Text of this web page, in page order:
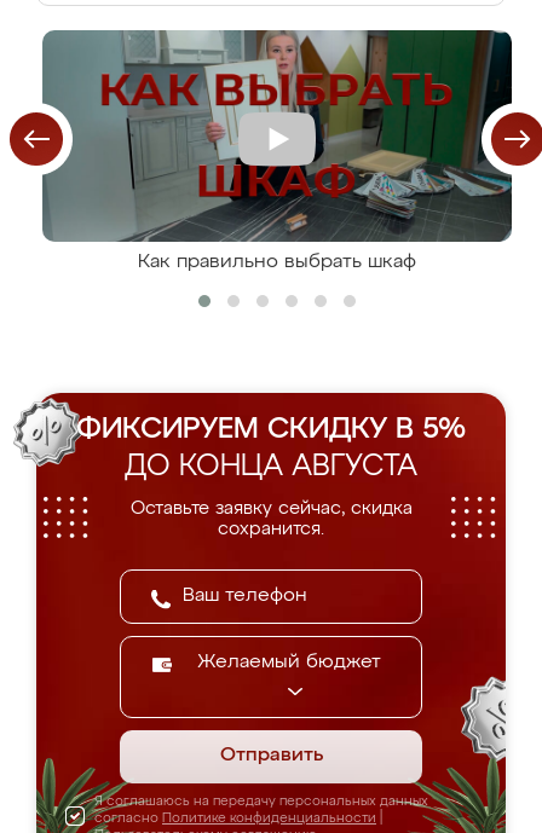
Как правильно выбрать шкаф
ФИКСИРУЕМ СКИДКУ В 5%
ДО КОНЦА АВГУСТА
Оставьте заявку сейчас, скидка
сохранится.
Желаемый бюджет
Отправить
Я соглашаюсь на передачу персональных данных
согласно Политике конфиденциальности